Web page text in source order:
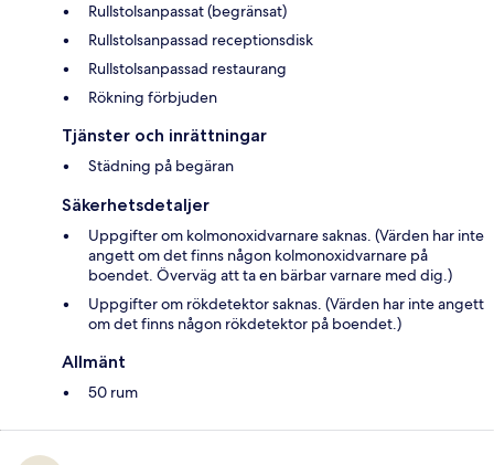
Rullstolsanpassat (begränsat)
Rullstolsanpassad receptionsdisk
Rullstolsanpassad restaurang
Rökning förbjuden
Tjänster och inrättningar
Städning på begäran
Säkerhetsdetaljer
Uppgifter om kolmonoxidvarnare saknas. (Värden har inte
angett om det finns någon kolmonoxidvarnare på
boendet. Överväg att ta en bärbar varnare med dig.)
Uppgifter om rökdetektor saknas. (Värden har inte angett
om det finns någon rökdetektor på boendet.)
Allmänt
50 rum